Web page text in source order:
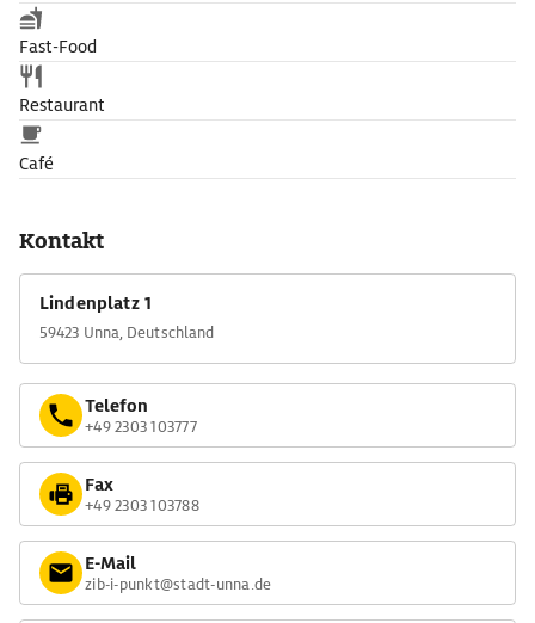
Fast-Food
Restaurant
Café
Kontakt
Lindenplatz 1
59423 Unna, Deutschland
Telefon
+49 2303 103777
Fax
+49 2303 103788
E-Mail
zib-i-punkt@stadt-unna.de